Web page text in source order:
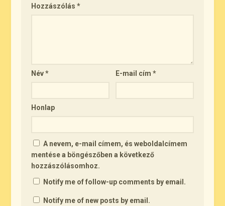
Hozzászólás*
Név* E-mail cím*
Honlap
A nevem, e-mail címem, és weboldalcímem
mentése a böngészőben a következő
hozzászólásomhoz.
Notify me of follow-up comments by email.
Notify me of new posts by email.